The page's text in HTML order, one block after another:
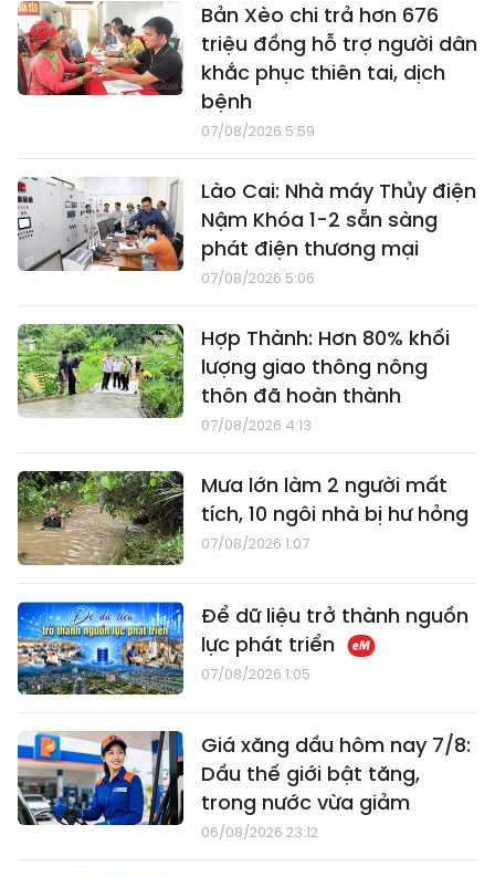
Bản Xèo chi trả hơn 676
triệu đồng hỗ trợ người dân
khắc phục thiên tai, dịch
bệnh
07/08/2026 5:59
Lào Cai: Nhà máy Thủy điện
Nậm Khóa 1-2 sẵn sàng
phát điện thương mại
07/08/2026 5:06
Hợp Thành: Hơn 80% khối
lượng giao thông nông
thôn đã hoàn thành
07/08/2026 4:13
Mưa lớn làm 2 người mất
tích, 10 ngôi nhà bị hư hỏng
07/08/2026 1:07
Để dữ liệu trở thành nguồn
lực phát triển
07/08/2026 1:05
Giá xăng dầu hôm nay 7/8:
Dầu thế giới bật tăng,
trong nước vừa giảm
06/08/2026 23:12